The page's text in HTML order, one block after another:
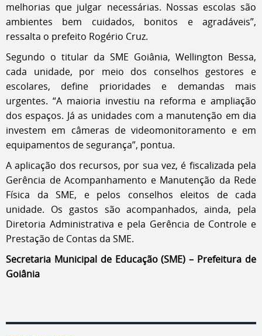
melhorias que julgar necessárias. Nossas escolas são
ambientes bem cuidados, bonitos e agradáveis”,
ressalta o prefeito Rogério Cruz.
Segundo o titular da SME Goiânia, Wellington Bessa,
cada unidade, por meio dos conselhos gestores e
escolares, define prioridades e demandas mais
urgentes. “A maioria investiu na reforma e ampliação
dos espaços. Já as unidades com a manutenção em dia
investem em câmeras de videomonitoramento e em
equipamentos de segurança”, pontua.
A aplicação dos recursos, por sua vez, é fiscalizada pela
Gerência de Acompanhamento e Manutenção da Rede
Física da SME, e pelos conselhos eleitos de cada
unidade. Os gastos são acompanhados, ainda, pela
Diretoria Administrativa e pela Gerência de Controle e
Prestação de Contas da SME.
Secretaria Municipal de Educação (SME) – Prefeitura de
Goiânia